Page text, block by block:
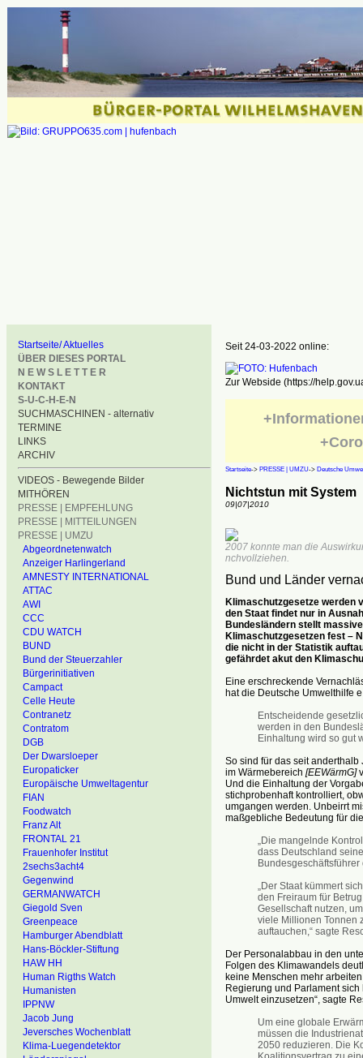
Startseite/ Aktuelles
ÜBER DIESES PORTAL
N E W S L E T T E R
KONTAKT
S-U-C-H-E-N
SUCHMASCHINEN - alternativ
TERMINE
LINKS
ARCHIV
VIDEOS - Bewegende Bilder
MITHÖREN
PRESSE | EMPFEHLUNG
PRESSE | MITTEILUNGEN
PRESSE | UMZU
Abgeordnetenwatch
Anzeiger Harlingerland
AMNESTY INTERNATIONAL
ATTAC
AWI
CCC
CDU WATCH
BUND
Bund der Steuerzahler
Bürgerinitiativen
Campact
Celle Heute
Contranetz
Contratom
DGB
Der Dwarsloeper
Europaticker
Europäische Umweltagentur
FIAN
Foodwatch
Franz Alt
FRONTAL 21
Frauenhofer Institut
2sechs3acht4
Gegenwind
GERMANWATCH
Giegold Sven
Greenpeace
Hamburger Abendblatt
Hans-Böckler-Stiftung
HAW HH
Human Rigths Watch
Humanisten
IPPNW
Jacob Jung
Jeversches Wochenblatt
Klima-Luegendetektor
Seit 24-03-2022 online:
Zur Webside (https://
Startseite-> PRESSE | UMZU-> Deutsche
Nichtstun mit System
09|07|2010
2007 konnte man die
nchvollziehen.
Bund und Länder
Klimaschutzgesetze werden
den Staat findet nur in
Bundesländern stellt
Klimaschutzgesetzen fest –
die nicht in der Statistik
gefährdet akut den
Eine erschreckende
hat die Deutsche Umwelthilfe
Entscheidende
werden in den
Einhaltung wird so gut
So sind für das seit
im Wärmebereich [EEWärmG]
Und die Einhaltung der
stichprobenhaft kontrolliert,
umgangen werden. Unbeirrt
maßgebliche Bedeutung für
„Die mangelnde
dass Deutschland
Bundesgeschäftsführer
„Der Staat kümmert
den Freiraum für
Gesellschaft nutzen,
viele Millionen Tonnen
auftauchen,“ sagte
Der Personalabbau in den
Folgen des Klimawandels
keine Menschen mehr
Regierung und Parlament
Umwelt einzusetzen“, sagte
Um eine globale
müssen die
2050 reduzieren. Die